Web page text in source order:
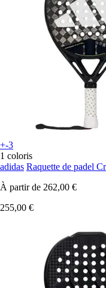
+-3
1 coloris
adidas Raquette de padel
À partir de 262,00 €
255,00 €